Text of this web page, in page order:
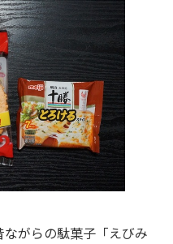
がらの駄菓子「えびみ